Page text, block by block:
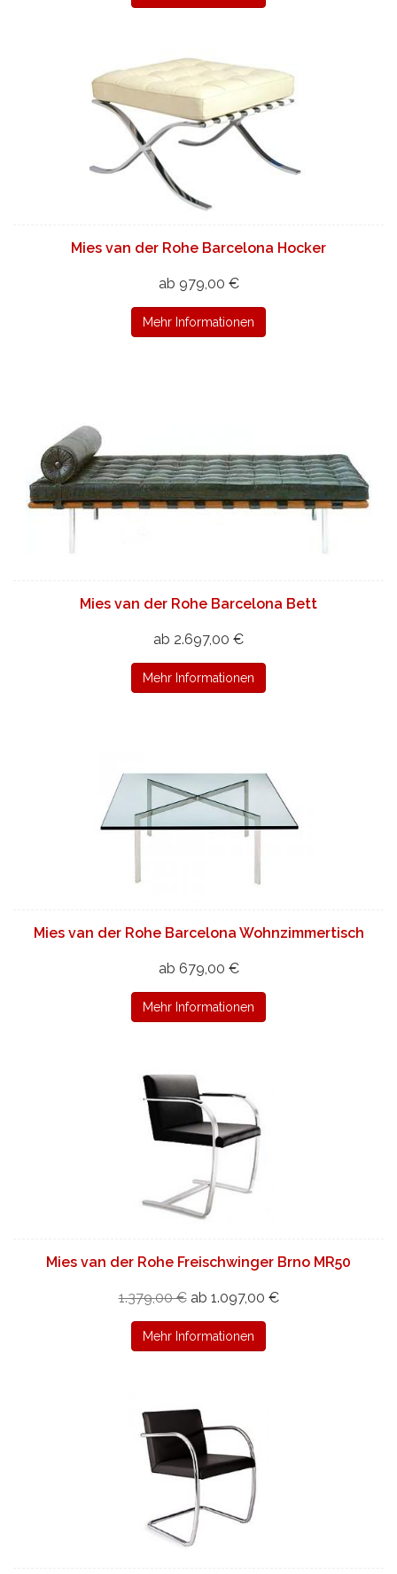
Mies van der Rohe Barcelona Hocker
ab 979,00 €
Mehr Informationen
Mies van der Rohe Barcelona Bett
ab 2.697,00 €
Mehr Informationen
Mies van der Rohe Barcelona Wohnzimmertisch
ab 679,00 €
Mehr Informationen
Mies van der Rohe Freischwinger Brno MR50
1.379,00 € ab 1.097,00 €
Mehr Informationen